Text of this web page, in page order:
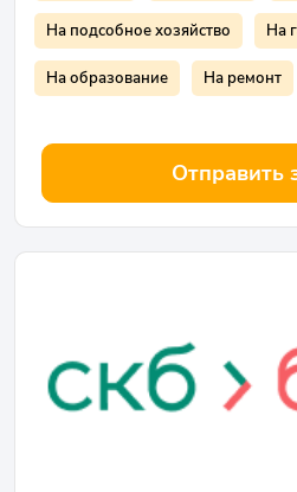
На подсобное хозяйство На
На образование На ремонт
Отправить